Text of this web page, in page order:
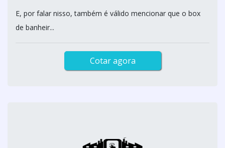
E, por falar nisso, também é válido mencionar que o box
de banheir...
Cotar agora